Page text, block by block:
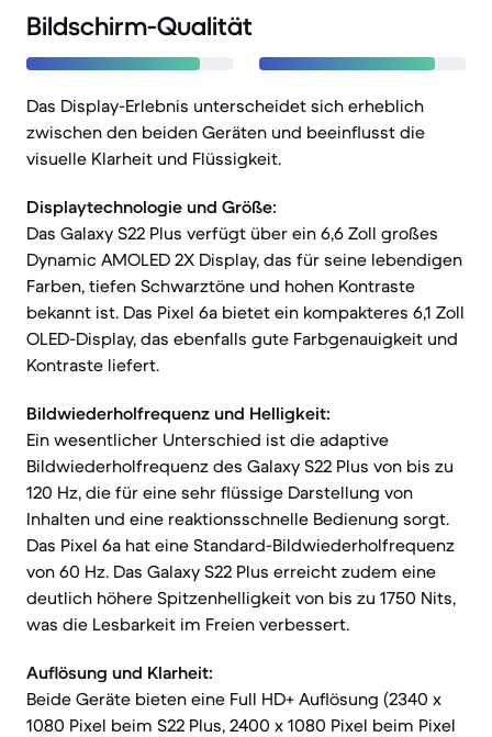
Bildschirm-Qualität
Das Display-Erlebnis unterscheidet sich erheblich
zwischen den beiden Geräten und beeinflusst die
visuelle Klarheit und Flüssigkeit.
Displaytechnologie und Größe:
Das Galaxy S22 Plus verfügt über ein 6,6 Zoll großes
Dynamic AMOLED 2X Display, das für seine lebendigen
Farben, tiefen Schwarztöne und hohen Kontraste
bekannt ist. Das Pixel 6a bietet ein kompakteres 6,1 Zoll
OLED-Display, das ebenfalls gute Farbgenauigkeit und
Kontraste liefert.
Bildwiederholfrequenz und Helligkeit:
Ein wesentlicher Unterschied ist die adaptive
Bildwiederholfrequenz des Galaxy S22 Plus von bis zu
120 Hz, die für eine sehr flüssige Darstellung von
Inhalten und eine reaktionsschnelle Bedienung sorgt.
Das Pixel 6a hat eine Standard-Bildwiederholfrequenz
von 60 Hz. Das Galaxy S22 Plus erreicht zudem eine
deutlich höhere Spitzenhelligkeit von bis zu 1750 Nits,
was die Lesbarkeit im Freien verbessert.
Auflösung und Klarheit:
Beide Geräte bieten eine Full HD+ Auflösung (2340 x
1080 Pixel beim S22 Plus, 2400 x 1080 Pixel beim Pixel